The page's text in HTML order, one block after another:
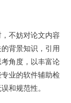
不妨对论文内容
背景知识，引用
角度，以丰富论
业的软件辅助检
和规范性。